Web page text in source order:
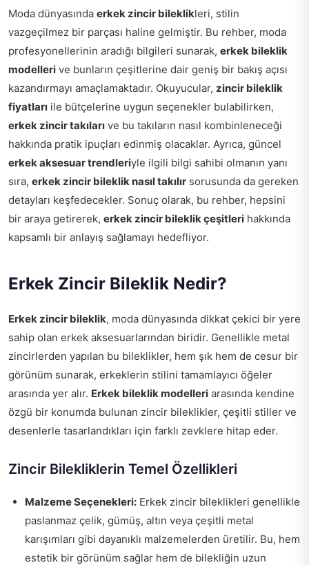
Moda dünyasında erkek zincir bileklikleri, stilin
vazgeçilmez bir parçası haline gelmiştir. Bu rehber, moda
profesyonellerinin aradığı bilgileri sunarak, erkek bileklik
modelleri ve bunların çeşitlerine dair geniş bir bakış açısı
kazandırmayı amaçlamaktadır. Okuyucular, zincir bileklik
fiyatları ile bütçelerine uygun seçenekler bulabilirken,
erkek zincir takıları ve bu takıların nasıl kombinleneceği
hakkında pratik ipuçları edinmiş olacaklar. Ayrıca, güncel
erkek aksesuar trendleriyle ilgili bilgi sahibi olmanın yanı
sıra, erkek zincir bileklik nasıl takılır sorusunda da gereken
detayları keşfedecekler. Sonuç olarak, bu rehber, hepsini
bir araya getirerek, erkek zincir bileklik çeşitleri hakkında
kapsamlı bir anlayış sağlamayı hedefliyor.
Erkek Zincir Bileklik Nedir?
Erkek zincir bileklik, moda dünyasında dikkat çekici bir yere
sahip olan erkek aksesuarlarından biridir. Genellikle metal
zincirlerden yapılan bu bileklikler, hem şık hem de cesur bir
görünüm sunarak, erkeklerin stilini tamamlayıcı öğeler
arasında yer alır. Erkek bileklik modelleri arasında kendine
özgü bir konumda bulunan zincir bileklikler, çeşitli stiller ve
desenlerle tasarlandıkları için farklı zevklere hitap eder.
Zincir Bilekliklerin Temel Özellikleri
Malzeme Seçenekleri: Erkek zincir bileklikleri genellikle
paslanmaz çelik, gümüş, altın veya çeşitli metal
karışımları gibi dayanıklı malzemelerden üretilir. Bu, hem
estetik bir görünüm sağlar hem de bilekliğin uzun